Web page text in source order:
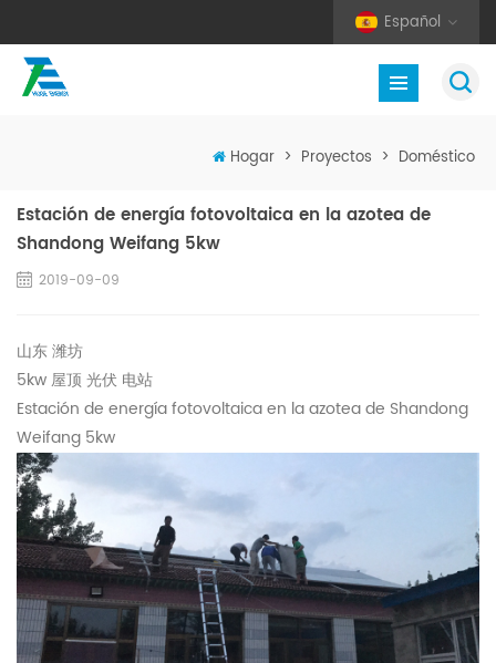
Español
Hogar > Proyectos > Doméstico
Estación de energía fotovoltaica en la azotea de
Shandong Weifang 5kw
2019-09-09
山东 潍坊
5kw 屋顶 光伏 电站
Estación de energía fotovoltaica en la azotea de Shandong
Weifang 5kw